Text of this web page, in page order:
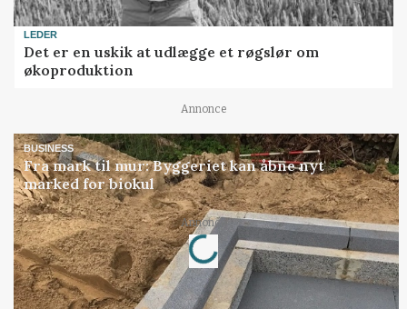
LEDER
Det er en uskik at udlægge et røgslør om
økoproduktion
Annonce
BUSINESS
Fra mark til mur: Byggeriet kan åbne nyt
marked for biokul
Annonce
Loading...